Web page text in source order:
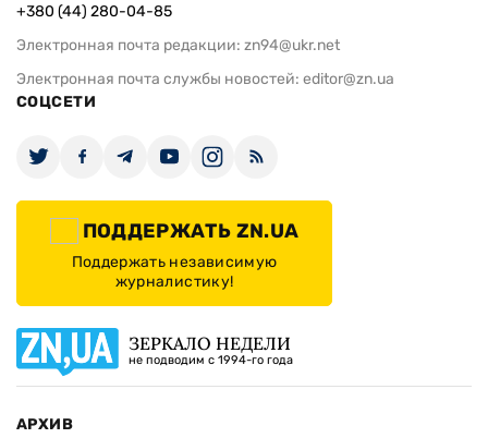
+380 (44) 280-04-85
Электронная почта редакции: zn94@ukr.net
Электронная почта службы новостей: editor@zn.ua
СОЦСЕТИ
ПОДДЕРЖАТЬ ZN.UA
Поддержать независимую
журналистику!
ЗЕРКАЛО НЕДЕЛИ
не подводим с 1994-го года
АРХИВ